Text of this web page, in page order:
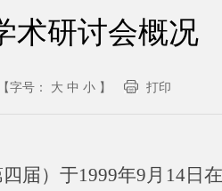
术研讨会概况
【字号： 大 中 小 】 打印
届）于1999年9月14日